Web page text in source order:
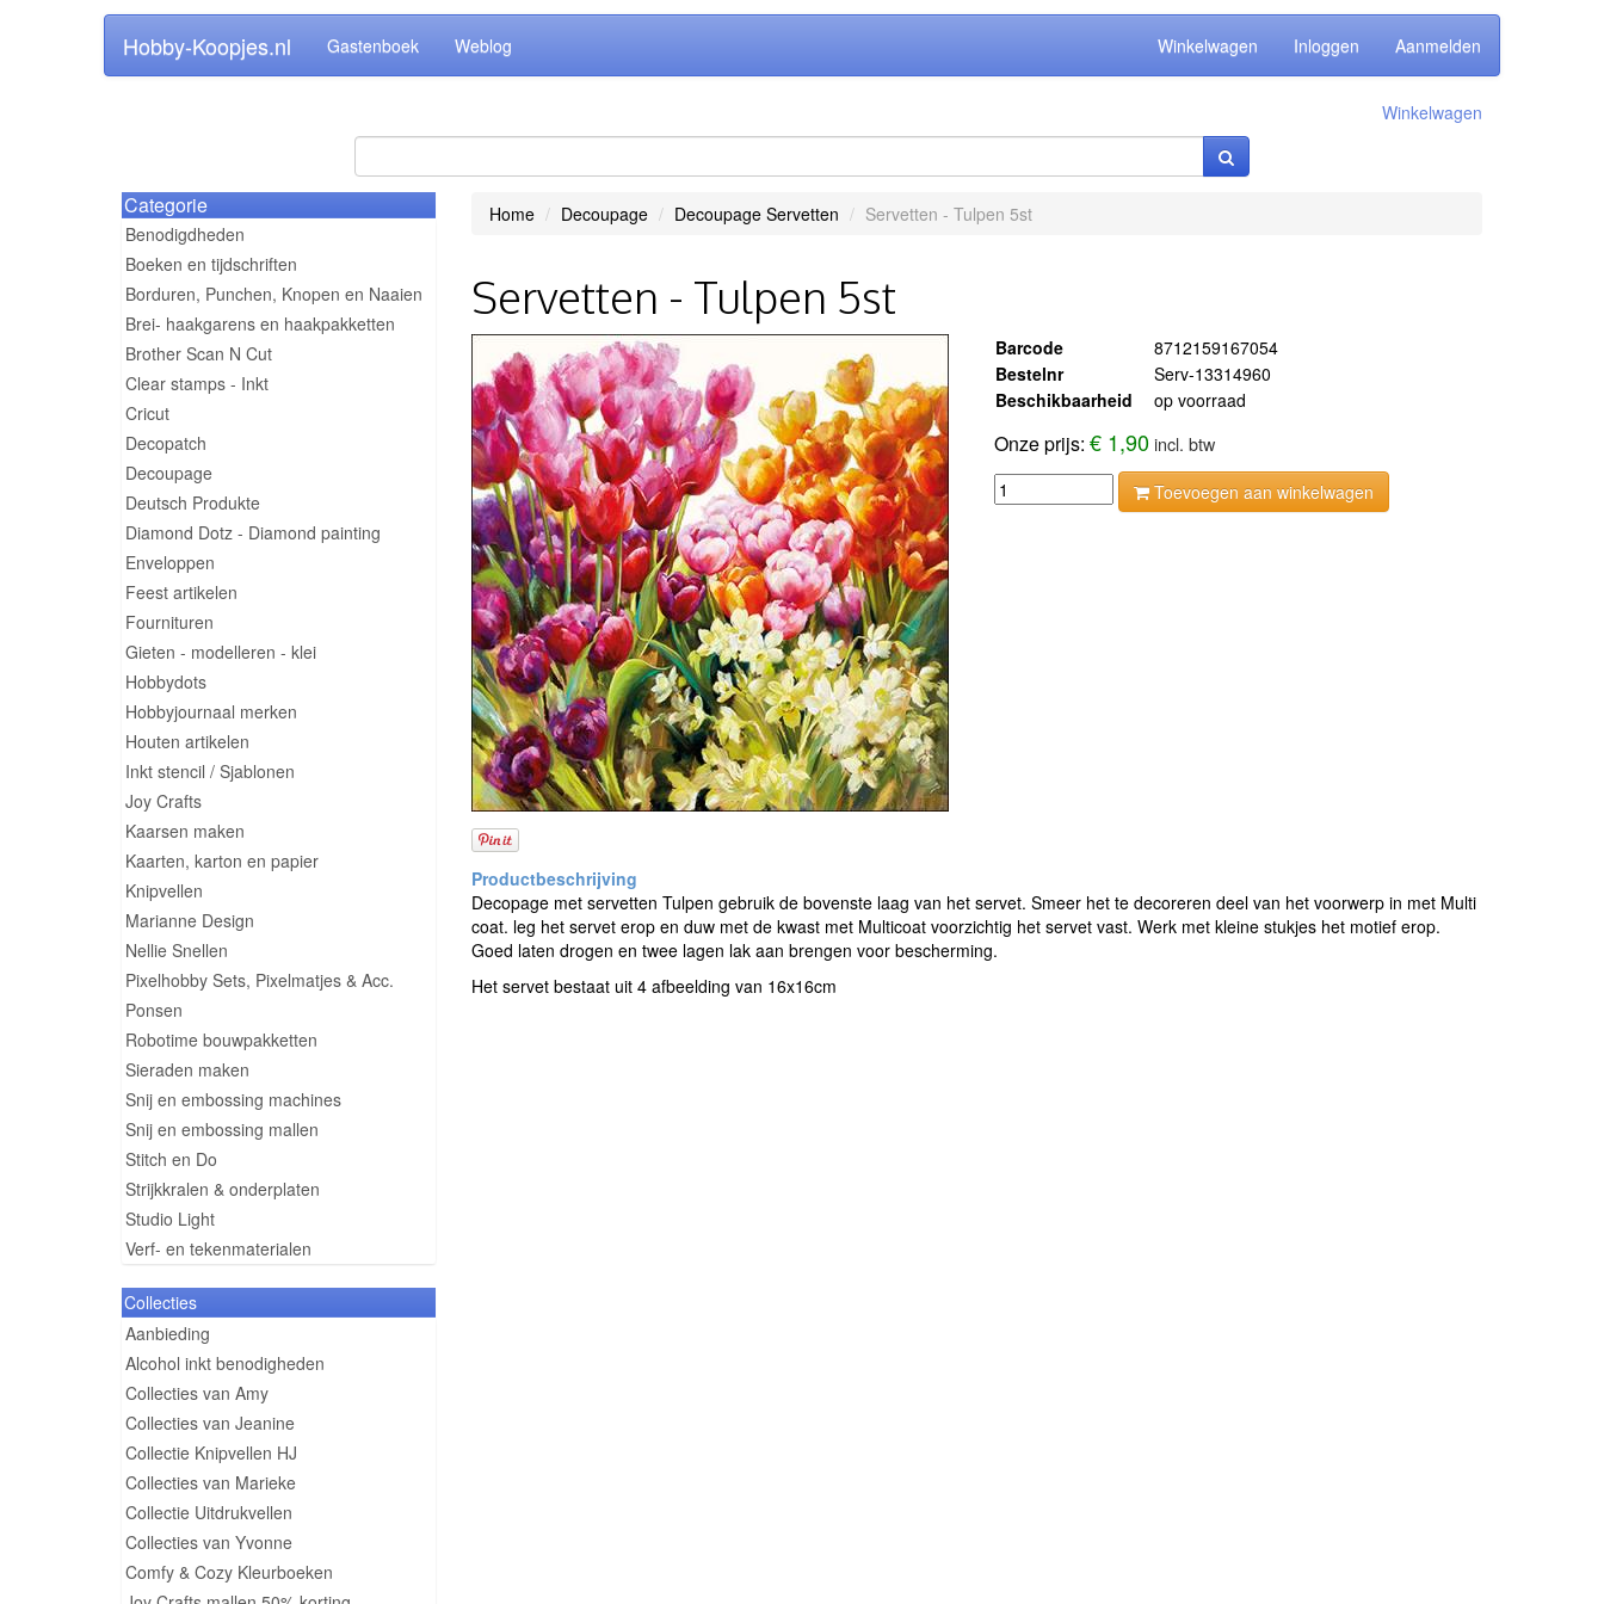
Hobby-Koopjes.nl Gastenboek Weblog Winkelwagen Inloggen Aanmelden
Winkelwagen
Categorie
Benodigdheden
Boeken en tijdschriften
Borduren, Punchen, Knopen en Naaien
Brei- haakgarens en haakpakketten
Brother Scan N Cut
Clear stamps - Inkt
Cricut
Decopatch
Decoupage
Deutsch Produkte
Diamond Dotz - Diamond painting
Enveloppen
Feest artikelen
Fournituren
Gieten - modelleren - klei
Hobbydots
Hobbyjournaal merken
Houten artikelen
Inkt stencil / Sjablonen
Joy Crafts
Kaarsen maken
Kaarten, karton en papier
Knipvellen
Marianne Design
Nellie Snellen
Pixelhobby Sets, Pixelmatjes & Acc.
Ponsen
Robotime bouwpakketten
Sieraden maken
Snij en embossing machines
Snij en embossing mallen
Stitch en Do
Strijkkralen & onderplaten
Studio Light
Verf- en tekenmaterialen
Collecties
Aanbieding
Alcohol inkt benodigheden
Collecties van Amy
Collecties van Jeanine
Collectie Knipvellen HJ
Collecties van Marieke
Collectie Uitdrukvellen
Collecties van Yvonne
Comfy & Cozy Kleurboeken
Home Decoupage Decoupage Servetten Servetten - Tulpen 5st
Servetten - Tulpen 5st
Barcode
8712159167054
Bestelnr
Serv-13314960
Beschikbaarheid
op voorraad
Onze prijs:€ 1,90 incl. btw
Toevoegen aan winkelwagen
Decopage met servetten Tulpen gebruik de bovenste laag van het servet. Smeer het te decoreren deel van het voorwerp in met Multi
coat. leg het servet erop en duw met de kwast met Multicoat voorzichtig het servet vast. Werk met kleine stukjes het motief erop.
Goed laten drogen en twee lagen lak aan brengen voor bescherming.
Het servet bestaat uit 4 afbeelding van 16x16cm